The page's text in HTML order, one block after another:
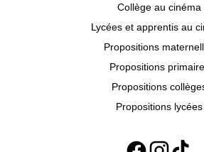
Collège au cinéma
Lycées et apprentis au
Propositions
Propositions
Propositions
Propositions lycées